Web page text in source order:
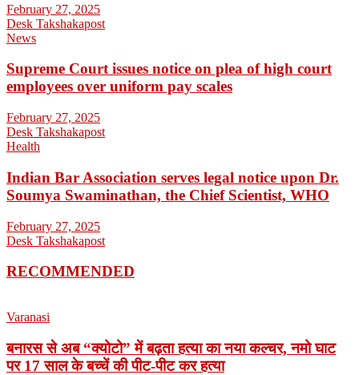
February 27, 2025
Desk Takshakapost
News
Supreme Court issues notice on plea of high court
employees over uniform pay scales
February 27, 2025
Desk Takshakapost
Health
Indian Bar Association serves legal notice upon Dr.
Soumya Swaminathan, the Chief Scientist, WHO
February 27, 2025
Desk Takshakapost
RECOMMENDED
Varanasi
बनारस से अब “क्योटो” में बढ़ता हत्या का नया कल्चर, नमो घाट
पर 17 साल के बच्चें की पीट-पीट कर हत्या